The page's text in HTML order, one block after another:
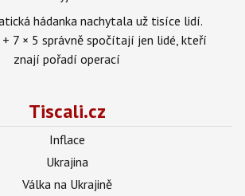
hádanka nachytala už tisíce lidí.
7 × 5 správně spočítají jen lidé, kteří
znají pořadí operací
Tiscali.cz
Inflace
Ukrajina
Válka na Ukrajině